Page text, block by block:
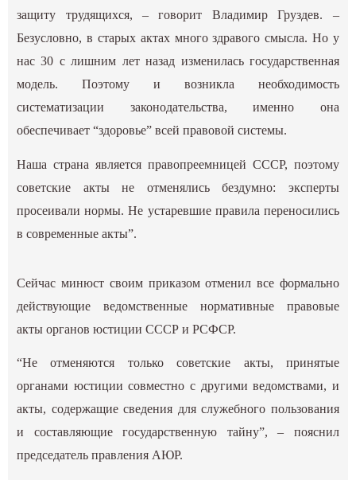
защиту трудящихся, – говорит Владимир Груздев. –
Безусловно, в старых актах много здравого смысла. Но у
нас 30 с лишним лет назад изменилась государственная
модель. Поэтому и возникла необходимость
систематизации законодательства, именно она
обеспечивает “здоровье” всей правовой системы.
Наша страна является правопреемницей СССР, поэтому
советские акты не отменялись бездумно: эксперты
просеивали нормы. Не устаревшие правила переносились
в современные акты”.
Сейчас минюст своим приказом отменил все формально
действующие ведомственные нормативные правовые
акты органов юстиции СССР и РСФСР.
“Не отменяются только советские акты, принятые
органами юстиции совместно с другими ведомствами, и
акты, содержащие сведения для служебного пользования
и составляющие государственную тайну”, – пояснил
председатель правления АЮР.